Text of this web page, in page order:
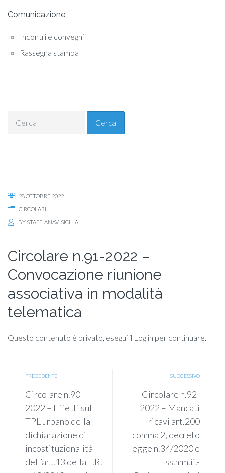
Comunicazione
Incontri e convegni
Rassegna stampa
Cerca
28 OTTOBRE 2022
CIRCOLARI
BY STAFF_ANAV_SICILIA
Circolare n.91-2022 –
Convocazione riunione
associativa in modalità
telematica
Questo contenuto è privato, esegui il Log in per continuare.
PRECEDENTE
Circolare n.90-
2022 – Effetti sul
TPL urbano della
dichiarazione di
incostituzionalità
dell’art.13 della L.R.
SUCCESSIVO
Circolare n.92-
2022 – Mancati
ricavi art.200
comma 2, decreto
legge n.34/2020 e
ss.mm.ii.-